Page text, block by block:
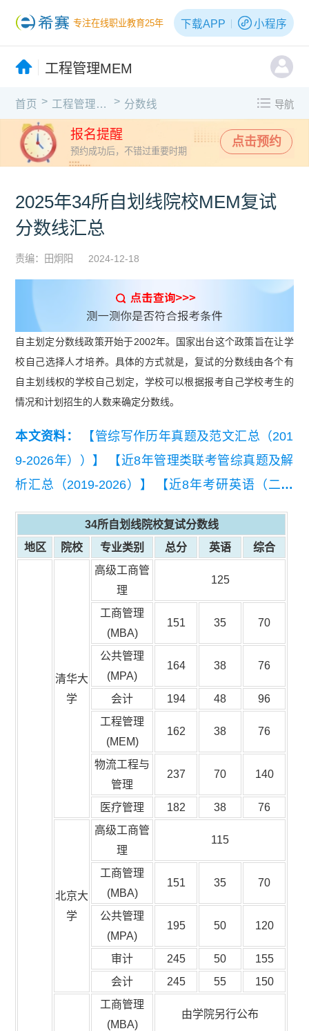
专注在线职业教育25年 下载APP 小程序
工程管理MEM
首页 > 工程管理MEM > 分数线 导航
报名提醒
预约成功后，不错过重要时期
点击预约
2025年34所自划线院校MEM复试
分数线汇总
责编：田炯阳 2024-12-18
自主划定分数线政策开始于2002年。国家出台这个政策旨在让学
校自己选择人才培养。具体的方式就是，复试的分数线由各个有
自主划线权的学校自己划定，学校可以根据报考自己学校考生的
情况和计划招生的人数来确定分数线。
本文资料：
【管综写作历年真题及范文汇总（201
9-2026年））】
【近8年管理类联考管综真题及解
析汇总（2019-2026）】
【近8年考研英语（二）
真题及详细解析汇总（2019-2026）】 【【复试干
货】2026MEM复试备考资料包】
34所自划线院校复试分数线
地区
院校 专业类别 总分 英语 综合
清华大
学
高级工商管
理
125
工商管理
(MBA)
151 35 70
公共管理
(MPA)
164 38 76
会计 194 48
96
工程管理
(MEM)
162 38 76
物流工程与
管理
237 70 140
医疗管理 182 38 76
北京大
学
高级工商管
理
115
工商管理
(MBA)
151 35 70
公共管理
(MPA)
195 50 120
审计 245 50
155
会计
245 55 150
工商管理
(MBA)
由学院另行公布